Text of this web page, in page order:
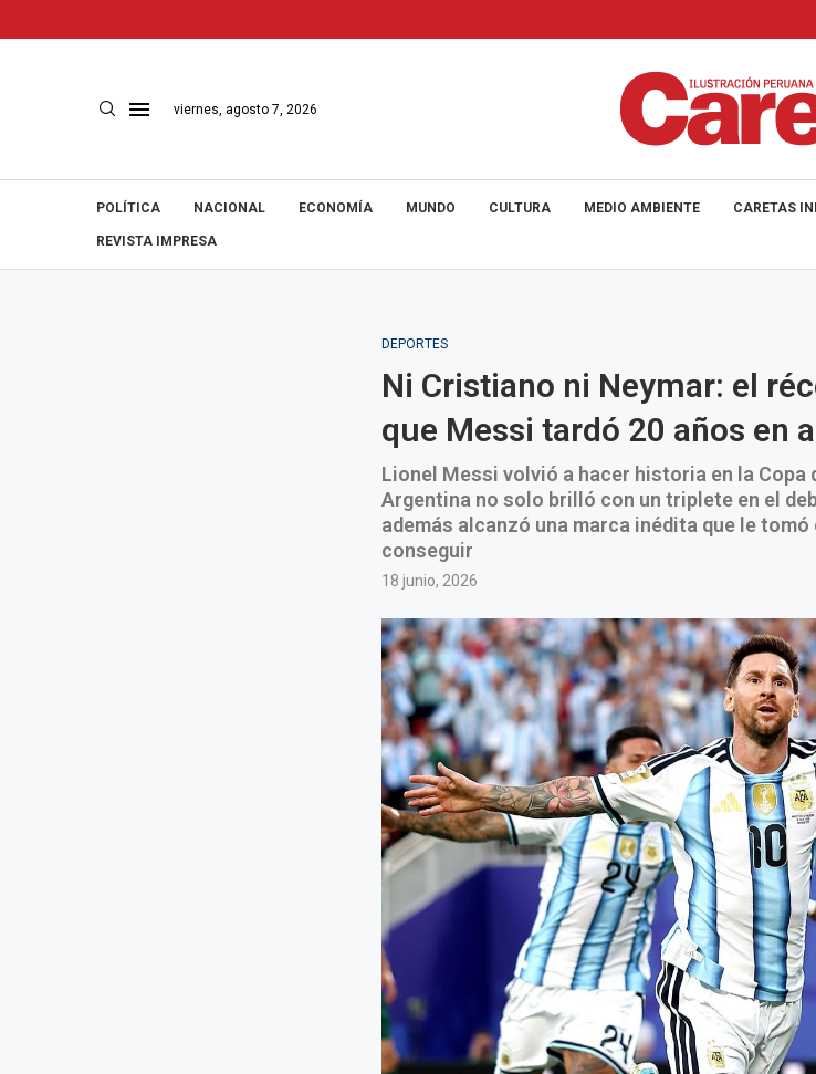
viernes, agosto 7, 2026
POLÍTICA NACIONAL ECONOMÍA MUNDO CULTURA MEDIO AMBIENTE CARETAS
REVISTA IMPRESA
DEPORTES
Ni Cristiano ni Neymar: el
que Messi tardó 20 años en
Lionel Messi volvió a hacer historia en la Copa
Argentina no solo brilló con un triplete en el
además alcanzó una marca inédita que le
conseguir
18 junio, 2026